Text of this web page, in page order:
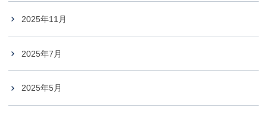
2025年11月
2025年7月
2025年5月